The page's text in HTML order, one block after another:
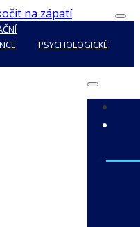
na zápatí
PSYCHOLOGICKÉ